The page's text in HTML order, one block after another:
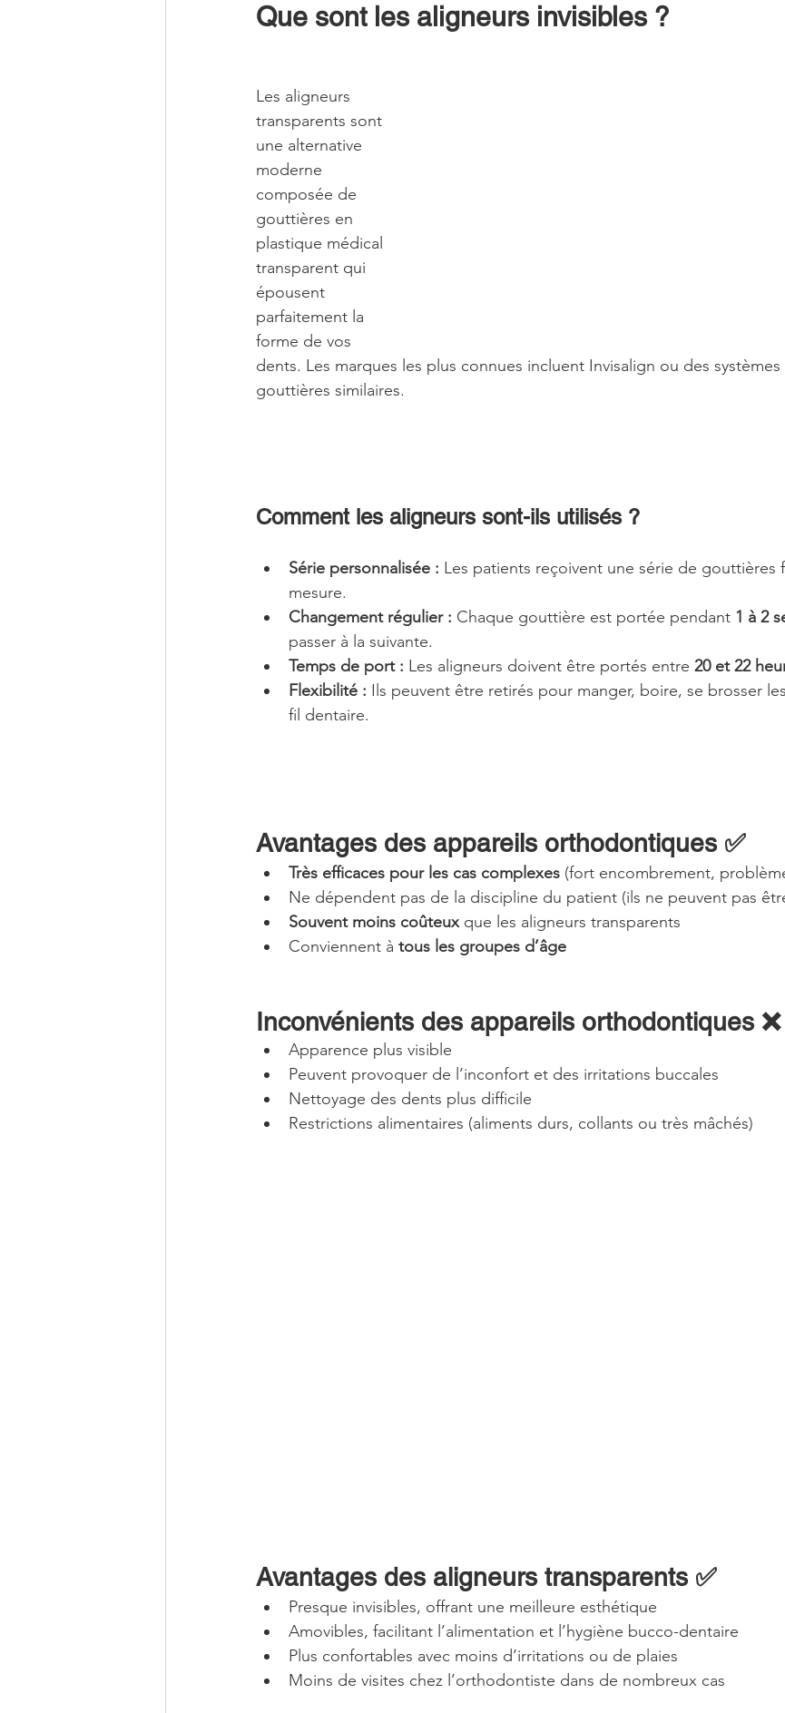
Que sont les aligneurs invisibles ?
Les aligneurs
transparents sont
une alternative
moderne
composée de
gouttières en
plastique médical
transparent qui
épousent
parfaitement la
forme de vos
dents. Les marques les plus connues incluent Invisalign ou des
gouttières similaires.
Comment les aligneurs sont-ils utilisés ?
Série personnalisée : Les patients reçoivent une série de gouttières
mesure.
Changement régulier : Chaque gouttière est portée pendant 1 à 2
passer à la suivante.
Temps de port : Les aligneurs doivent être portés entre 20 et 22
Flexibilité : Ils peuvent être retirés pour manger, boire, se brosser
fil dentaire.
Avantages des appareils orthodontiques ✅
Très efficaces pour les cas complexes (fort encombrement,
Ne dépendent pas de la discipline du patient (ils ne peuvent pas
Souvent moins coûteux que les aligneurs transparents
Conviennent à tous les groupes d’âge
Inconvénients des appareils orthodontiques ❌
Apparence plus visible
Peuvent provoquer de l’inconfort et des irritations buccales
Nettoyage des dents plus difficile
Restrictions alimentaires (aliments durs, collants ou très mâchés)
Avantages des aligneurs transparents ✅
Presque invisibles, offrant une meilleure esthétique
Amovibles, facilitant l’alimentation et l’hygiène bucco-dentaire
Plus confortables avec moins d’irritations ou de plaies
Moins de visites chez l’orthodontiste dans de nombreux cas